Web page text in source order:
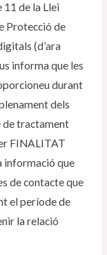
11 de la Llei
Protecció de
(d’ara
informa que les
durant
dels
de tractament
FINALITAT
informació que
de contacte que
el període de
la relació